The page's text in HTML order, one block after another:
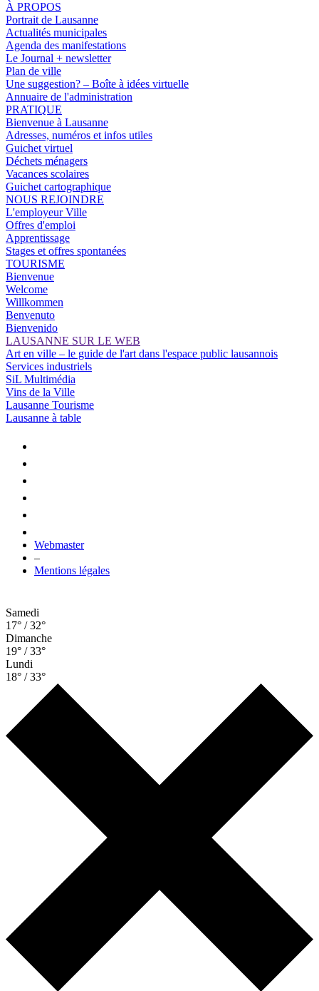
À PROPOS
Portrait de Lausanne
Actualités municipales
Agenda des manifestations
Le Journal + newsletter
Plan de ville
Une suggestion? – Boîte à idées virtuelle
Annuaire de l'administration
PRATIQUE
Bienvenue à Lausanne
Adresses, numéros et infos utiles
Guichet virtuel
Déchets ménagers
Vacances scolaires
Guichet cartographique
NOUS REJOINDRE
L'employeur Ville
Offres d'emploi
Apprentissage
Stages et offres spontanées
TOURISME
Bienvenue
Welcome
Willkommen
Benvenuto
Bienvenido
LAUSANNE SUR LE WEB
Art en ville – le guide de l'art dans l'espace public lausannois
Services industriels
SiL Multimédia
Vins de la Ville
Lausanne Tourisme
Lausanne à table
Webmaster
–
Mentions légales
Samedi
17° / 32°
Dimanche
19° / 33°
Lundi
18° / 33°